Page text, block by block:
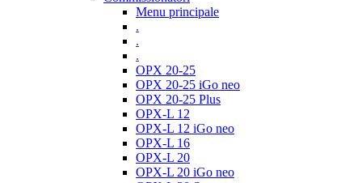
Menu principale
.
.
.
OPX 20-25
OPX 20-25 iGo neo
OPX 20-25 Plus
OPX-L 12
OPX-L 12 iGo neo
OPX-L 16
OPX-L 20
OPX-L 20 iGo neo